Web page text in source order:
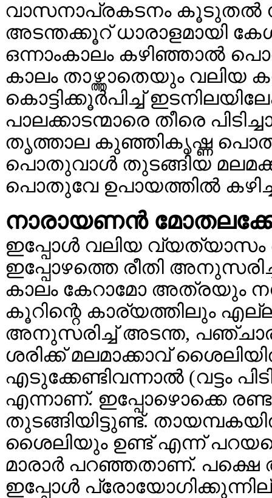
വാസനാപ്രകടനം കൂടുതല്‍
അടന്തക്കൂറ് ധാരാളമായി
ഒന്നാംകാലം കഴിഞ്ഞാല്‍
കാലം താഴ്ത്താതെയും വലിയ
കൊട്ടിക്കൂര്‍പിച്ച്
പാലക്കാടന്മാരെ തീരെ
തൃത്താല കുഞ്ഞികൃഷ്ണ
പൊതുവാള്‍ തുടങ്ങിയ
പൊതുവേ ഉപായത്തില്‍
നാരായണന്‍
ഇപ്പോള്‍ വലിയ വ്യത്യാസം
ഇപ്പോഴത്തെ രീതി
കാലം കേറാമോ അത്രയും
കൂറിന്റെ കാര്യത്തിലും
അനുസരിച്ച് അടന്ത,
ശരിക്ക് മലമാക്കാവ്
എടുക്കേണ്ടിവന്നാല്‍ (വട്ടം
എന്നാണ്. ഇപ്പോഴൊക്കെ
തുടങ്ങിയിട്ടുണ്ട്.
ശൈലിയും ഉണ്ട് എന്ന്
മാരാര്‍ പറഞ്ഞതാണ്‌.
ഇപ്പോള്‍